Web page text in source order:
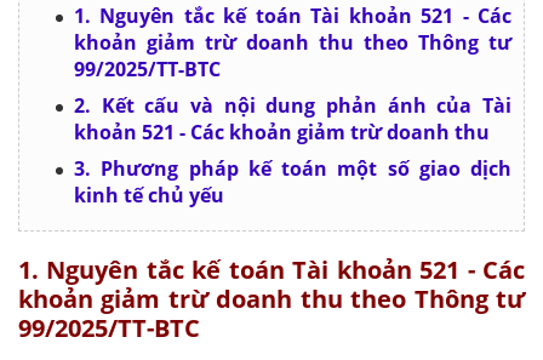
1. Nguyên tắc kế toán Tài khoản 521 - Các
khoản giảm trừ doanh thu theo Thông tư
99/2025/TT-BTC
2. Kết cấu và nội dung phản ánh của Tài
khoản 521 - Các khoản giảm trừ doanh thu
3. Phương pháp kế toán một số giao dịch
kinh tế chủ yếu
1. Nguyên tắc kế toán Tài khoản 521 - Các
khoản giảm trừ doanh thu theo Thông tư
99/2025/TT-BTC